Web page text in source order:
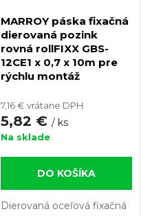
MARROY páska fixačná
dierovaná pozink
rovná rollFIXX GBS-
12CE1 x 0,7 x 10m pre
rýchlu montáž
7,16 € vrátane DPH
5,82 € / ks
Na sklade
DO KOŠÍKA
Dierovaná oceľová fixačná